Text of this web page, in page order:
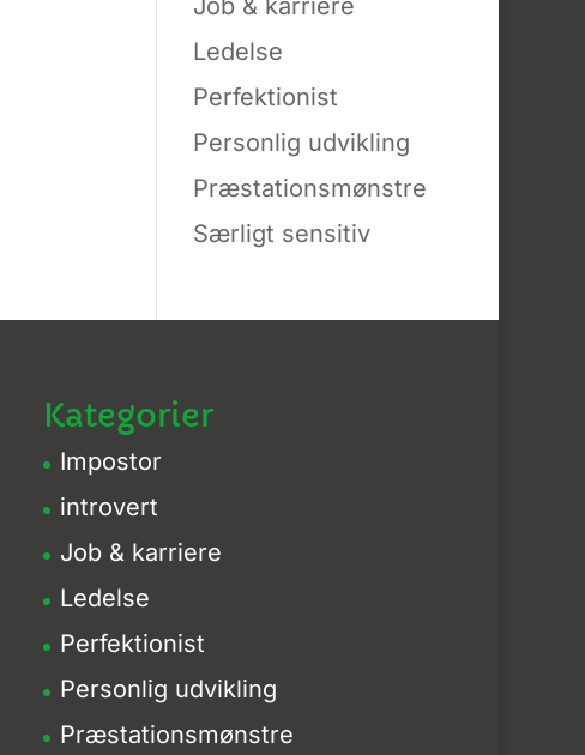
Job & karriere
Ledelse
Perfektionist
Personlig udvikling
Præstationsmønstre
Særligt sensitiv
Kategorier
Impostor
introvert
Job & karriere
Ledelse
Perfektionist
Personlig udvikling
Præstationsmønstre